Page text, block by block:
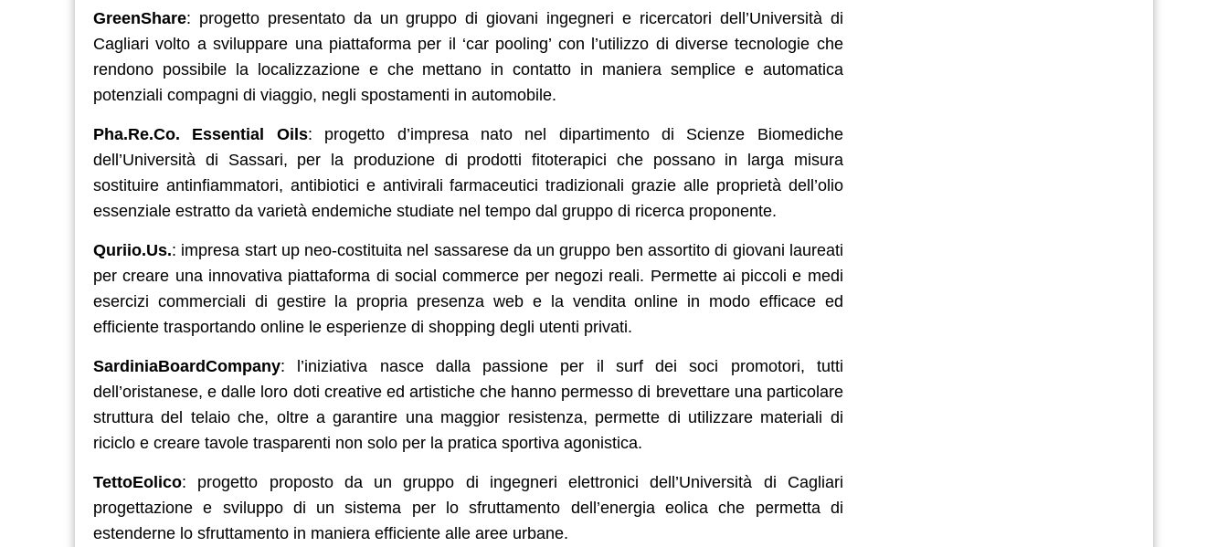
GreenShare: progetto presentato da un gruppo di giovani ingegneri e ricercatori dell’Università di
Cagliari volto a sviluppare una piattaforma per il ‘car pooling’ con l’utilizzo di diverse tecnologie che
rendono possibile la localizzazione e che mettano in contatto in maniera semplice e automatica
potenziali compagni di viaggio, negli spostamenti in automobile.
Pha.Re.Co. Essential Oils: progetto d’impresa nato nel dipartimento di Scienze Biomediche
dell’Università di Sassari, per la produzione di prodotti fitoterapici che possano in larga misura
sostituire antinfiammatori, antibiotici e antivirali farmaceutici tradizionali grazie alle proprietà dell’olio
essenziale estratto da varietà endemiche studiate nel tempo dal gruppo di ricerca proponente.
Quriio.Us.: impresa start up neo-costituita nel sassarese da un gruppo ben assortito di giovani laureati
per creare una innovativa piattaforma di social commerce per negozi reali. Permette ai piccoli e medi
esercizi commerciali di gestire la propria presenza web e la vendita online in modo efficace ed
efficiente trasportando online le esperienze di shopping degli utenti privati.
SardiniaBoardCompany: l’iniziativa nasce dalla passione per il surf dei soci promotori, tutti
dell’oristanese, e dalle loro doti creative ed artistiche che hanno permesso di brevettare una particolare
struttura del telaio che, oltre a garantire una maggior resistenza, permette di utilizzare materiali di
riciclo e creare tavole trasparenti non solo per la pratica sportiva agonistica.
TettoEolico: progetto proposto da un gruppo di ingegneri elettronici dell’Università di Cagliari
progettazione e sviluppo di un sistema per lo sfruttamento dell’energia eolica che permetta di
estenderne lo sfruttamento in maniera efficiente alle aree urbane.